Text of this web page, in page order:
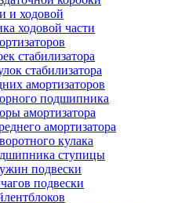
и ходовой
ходовой части
стабилизатора
стабилизатора
амортизаторов
подшипника
амортизатора
амортизатора
кулака
ступицы
подвески
подвески